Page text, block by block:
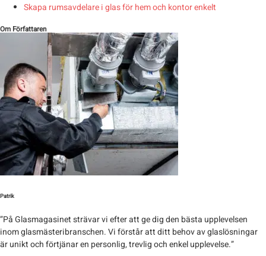
Skapa rumsavdelare i glas för hem och kontor enkelt
Om Författaren
Patrik
”På Glasmagasinet strävar vi efter att ge dig den bästa upplevelsen
inom glasmästeribranschen. Vi förstår att ditt behov av glaslösningar
är unikt och förtjänar en personlig, trevlig och enkel upplevelse.”